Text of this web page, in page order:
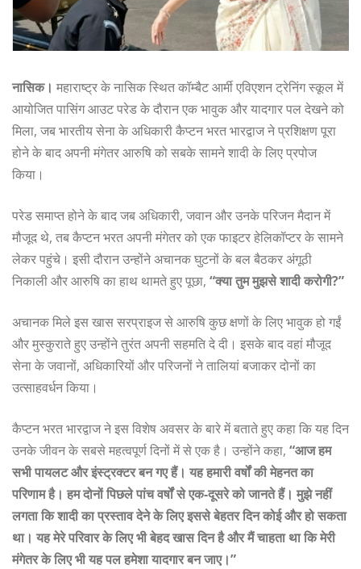
नासिक। महाराष्ट्र के नासिक स्थित कॉम्बैट आर्मी एविएशन ट्रेनिंग स्कूल में
आयोजित पासिंग आउट परेड के दौरान एक भावुक और यादगार पल देखने को
मिला, जब भारतीय सेना के अधिकारी कैप्टन भरत भारद्वाज ने प्रशिक्षण पूरा
होने के बाद अपनी मंगेतर आरुषि को सबके सामने शादी के लिए प्रपोज
किया।
परेड समाप्त होने के बाद जब अधिकारी, जवान और उनके परिजन मैदान में
मौजूद थे, तब कैप्टन भरत अपनी मंगेतर को एक फाइटर हेलिकॉप्टर के सामने
लेकर पहुंचे। इसी दौरान उन्होंने अचानक घुटनों के बल बैठकर अंगूठी
निकाली और आरुषि का हाथ थामते हुए पूछा, “क्या तुम मुझसे शादी करोगी?”
अचानक मिले इस खास सरप्राइज से आरुषि कुछ क्षणों के लिए भावुक हो गईं
और मुस्कुराते हुए उन्होंने तुरंत अपनी सहमति दे दी। इसके बाद वहां मौजूद
सेना के जवानों, अधिकारियों और परिजनों ने तालियां बजाकर दोनों का
उत्साहवर्धन किया।
कैप्टन भरत भारद्वाज ने इस विशेष अवसर के बारे में बताते हुए कहा कि यह दिन
उनके जीवन के सबसे महत्वपूर्ण दिनों में से एक है। उन्होंने कहा, “आज हम
सभी पायलट और इंस्ट्रक्टर बन गए हैं। यह हमारी वर्षों की मेहनत का
परिणाम है। हम दोनों पिछले पांच वर्षों से एक-दूसरे को जानते हैं। मुझे नहीं
लगता कि शादी का प्रस्ताव देने के लिए इससे बेहतर दिन कोई और हो सकता
था। यह मेरे परिवार के लिए भी बेहद खास दिन है और मैं चाहता था कि मेरी
मंगेतर के लिए भी यह पल हमेशा यादगार बन जाए।”